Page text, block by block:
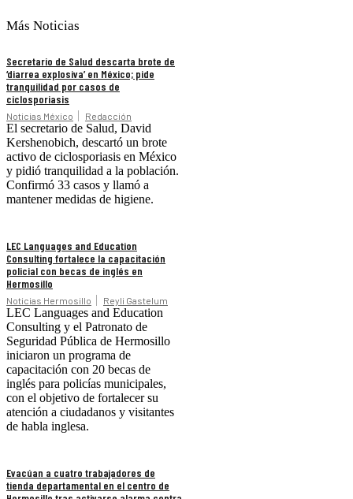
Más Noticias
Secretario de Salud descarta brote de
‘diarrea explosiva’ en México; pide
tranquilidad por casos de
ciclosporiasis
Noticias México Redacción
El secretario de Salud, David
Kershenobich, descartó un brote
activo de ciclosporiasis en México
y pidió tranquilidad a la población.
Confirmó 33 casos y llamó a
mantener medidas de higiene.
LEC Languages and Education
Consulting fortalece la capacitación
policial con becas de inglés en
Hermosillo
Noticias Hermosillo Reyli Gastelum
LEC Languages and Education
Consulting y el Patronato de
Seguridad Pública de Hermosillo
iniciaron un programa de
capacitación con 20 becas de
inglés para policías municipales,
con el objetivo de fortalecer su
atención a ciudadanos y visitantes
de habla inglesa.
Evacúan a cuatro trabajadores de
tienda departamental en el centro de